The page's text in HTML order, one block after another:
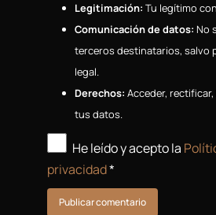
Legitimación: Tu legítimo
Comunicación de datos: No
terceros destinatarios, salvo
legal.
Derechos: Acceder,
tus datos.
He leído y acepto la
privacidad*
Publicar comentario